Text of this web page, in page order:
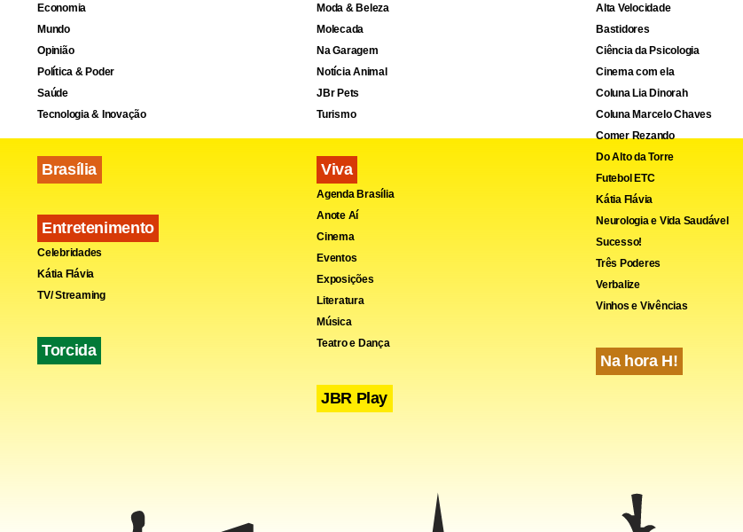
Facebook Telegram
Share
Economia
Mundo
Opinião
Política & Poder
Saúde
Tecnologia & Inovação
Brasília
Entretenimento
Celebridades
Kátia Flávia
TV/ Streaming
Torcida
Moda & Beleza
Molecada
Na Garagem
Notícia Animal
JBr Pets
Turismo
Viva
Agenda Brasília
Anote Aí
Cinema
Eventos
Exposições
Literatura
Música
Teatro e Dança
JBR Play
Alta Velocidade
Bastidores
Ciência da Psicologia
Cinema com ela
Coluna Lia Dinorah
Coluna Marcelo Chaves
Comer Rezando
Do Alto da Torre
Futebol ETC
Kátia Flávia
Neurologia e Vida Saudável
Sucesso!
Três Poderes
Verbalize
Vinhos e Vivências
Na hora H!